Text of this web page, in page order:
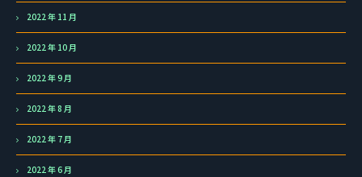
2022 年 11 月
2022 年 10 月
2022 年 9 月
2022 年 8 月
2022 年 7 月
2022 年 6 月